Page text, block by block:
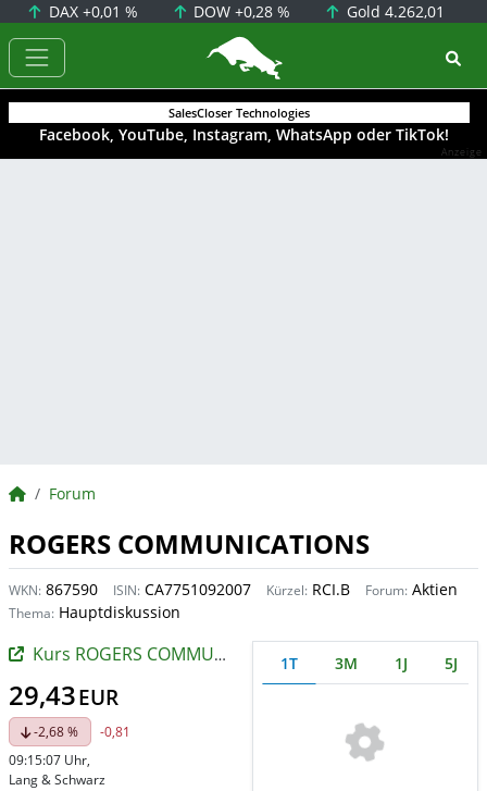
DAX +0,01 % DOW+0,28 % Gold 4.262,01
BörsenNEWS.de
SalesCloser Technologies
Facebook, YouTube, Instagram, WhatsApp oder TikTok!
Anzeige
BörsenNEWS.de
Forum
ROGERS COMMUNICATIONS
WKN: 867590 ISIN: CA7751092007 Kürzel: RCI.B Forum: Aktien
Thema: Hauptdiskussion
Kurs ROGERS COMMUNICATIONS
29,43EUR
-2,68 %
-0,81
09:15:07 Uhr,
Lang & Schwarz
1T 3M 1J 5J